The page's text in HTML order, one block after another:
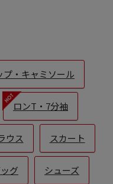
プ・キャミソール
ロンT・7分袖
ウス スカート
グ シューズ